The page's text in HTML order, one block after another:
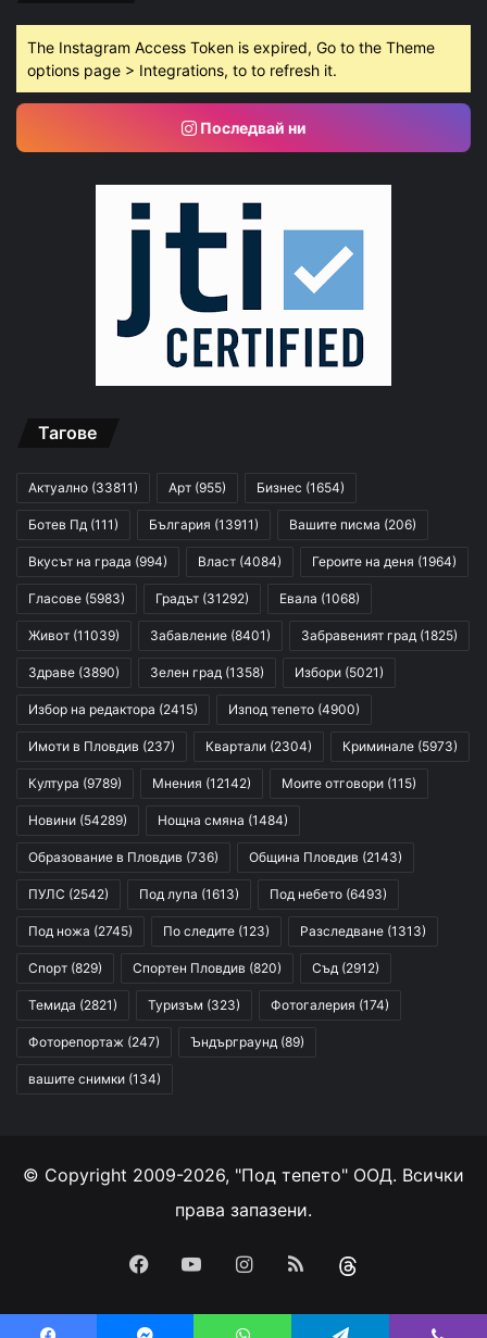
The Instagram Access Token is expired, Go to the Theme
options page > Integrations, to to refresh it.
Последвай ни
Тагове
Актуално (33811) Арт (955) Бизнес (1654)
Ботев Пд (111) България (13911) Вашите писма (206)
Вкусът на града (994) Власт (4084) Героите на деня (1964)
Гласове (5983) Градът (31292) Евала (1068)
Живот (11039) Забавление (8401) Забравеният град (1825)
Здраве (3890) Зелен град (1358) Избори (5021)
Избор на редактора (2415) Изпод тепето (4900)
Имоти в Пловдив (237) Квартали (2304) Криминале (5973)
Култура (9789) Мнения (12142) Моите отговори (115)
Новини (54289) Нощна смяна (1484)
Образование в Пловдив (736) Община Пловдив (2143)
ПУЛС (2542) Под лупа (1613) Под небето (6493)
Под ножа (2745) По следите (123) Разследване (1313)
Спорт (829) Спортен Пловдив (820) Съд (2912)
Темида (2821) Туризъм (323) Фотогалерия (174)
Фоторепортаж (247) Ъндърграунд (89)
вашите снимки (134)
© Copyright 2009-2026, "Под тепето" ООД. Всички
права запазени.
FacebookYouTubeInstagram
RSS